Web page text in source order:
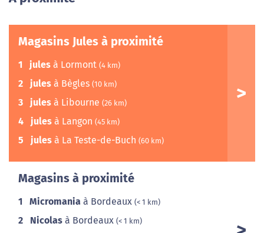
Magasins Jules à proximité
1 jules à Lormont (4 km)
2 jules à Bègles (10 km)
3 jules à Libourne (26 km)
4 jules à Langon (45 km)
5 jules à La Teste-de-Buch (60 km)
Magasins à proximité
1 Micromania à Bordeaux (< 1 km)
2 Nicolas à Bordeaux (< 1 km)